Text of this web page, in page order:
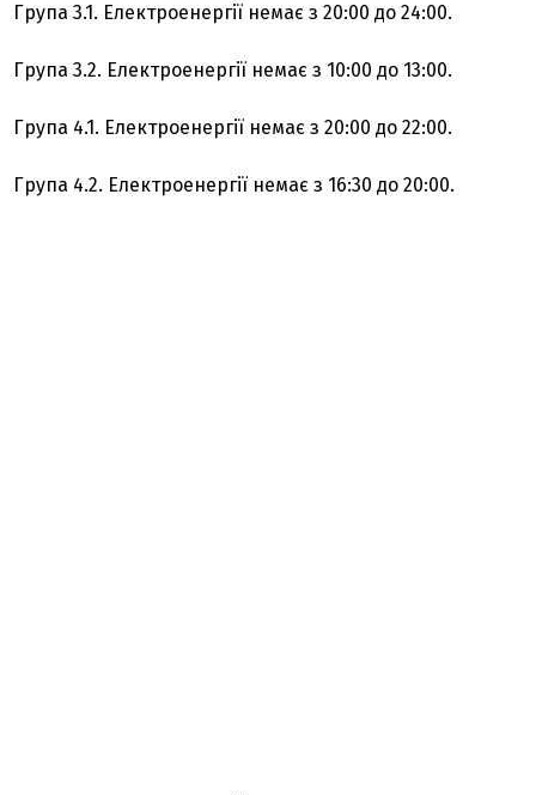
Група 3.1. Електроенергії немає з 20:00 до 24:00.
Група 3.2. Електроенергії немає з 10:00 до 13:00.
Група 4.1. Електроенергії немає з 20:00 до 22:00.
Група 4.2. Електроенергії немає з 16:30 до 20:00.